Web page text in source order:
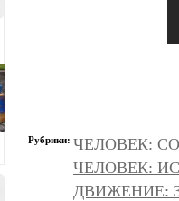
Рубрики: ЧЕЛОВЕК:
ЧЕЛОВЕК:
ДВИЖЕНИЕ: